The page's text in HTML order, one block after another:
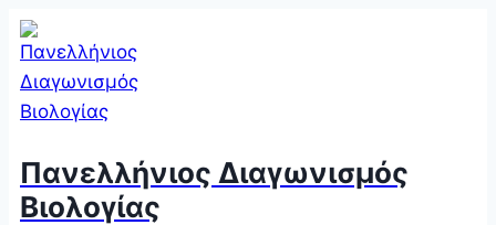
Skip
to
content
Πανελλήνιος Διαγωνισμός
Βιολογίας